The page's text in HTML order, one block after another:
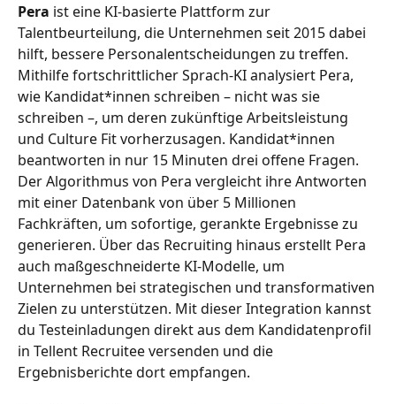
Pera ist eine KI-basierte Plattform zur
Talentbeurteilung, die Unternehmen seit 2015 dabei
hilft, bessere Personalentscheidungen zu treffen.
Mithilfe fortschrittlicher Sprach-KI analysiert Pera,
wie Kandidat*innen schreiben – nicht was sie
schreiben –, um deren zukünftige Arbeitsleistung
und Culture Fit vorherzusagen. Kandidat*innen
beantworten in nur 15 Minuten drei offene Fragen.
Der Algorithmus von Pera vergleicht ihre Antworten
mit einer Datenbank von über 5 Millionen
Fachkräften, um sofortige, gerankte Ergebnisse zu
generieren. Über das Recruiting hinaus erstellt Pera
auch maßgeschneiderte KI-Modelle, um
Unternehmen bei strategischen und transformativen
Zielen zu unterstützen. Mit dieser Integration kannst
du Testeinladungen direkt aus dem Kandidatenprofil
in Tellent Recruitee versenden und die
Ergebnisberichte dort empfangen.